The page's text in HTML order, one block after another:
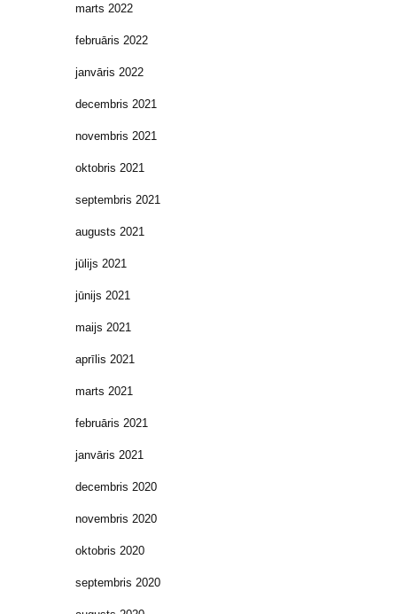
marts 2022
februāris 2022
janvāris 2022
decembris 2021
novembris 2021
oktobris 2021
septembris 2021
augusts 2021
jūlijs 2021
jūnijs 2021
maijs 2021
aprīlis 2021
marts 2021
februāris 2021
janvāris 2021
decembris 2020
novembris 2020
oktobris 2020
septembris 2020